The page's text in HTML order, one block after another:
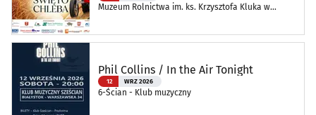
Muzeum Rolnictwa im. ks. Krzysztofa Kluka w
Phil Collins / In the Air Tonight
12 WRZ 2026
6-Ścian - Klub muzyczny